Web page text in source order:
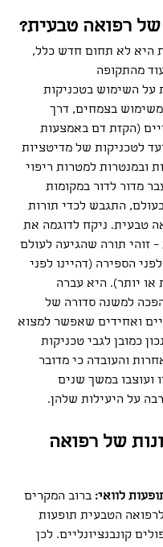
רפואה טבעית?
היא לא תחום חדש כלל,
מהתקופה
על השימוש בטכניקות
משימוש בצמחים, דרך
(הקזת דם באמצעות
לטכניקות של מדיטציות
ובמנטרות למטרות ריפוי
מדור לדור במקומות
התגבש לכדי תורות
טבעית. ניקח לדוגמה את
זוהי תורה שהגיעה לעולם
עוד במאה ה-27 לפני הספירה (דהיינו לפני
או יותר). היא עברה
למשנה סדורה של
ואחידים שאפשר למצוא
כמובן לגבי טכניקות
והעובדה כי מדובר
ועוצבו במשך שנים
על היעילות שלהן.
של רפואה
לוואי: ברוב המקרים
לרפואה הטבעית תופעות
קונבנציונליים. לכן